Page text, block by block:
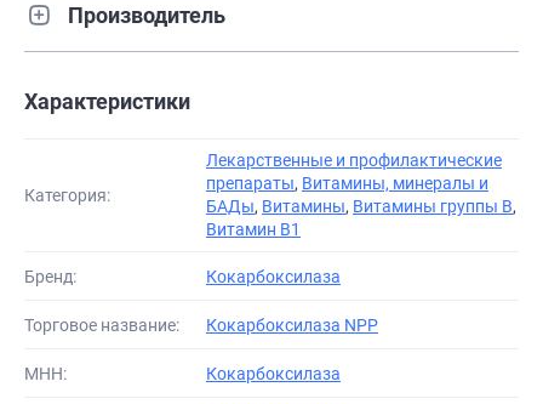
Производитель
Характеристики
Категория:
Лекарственные и профилактические
препараты, Витамины, минералы и
БАДы, Витамины, Витамины группы В,
Витамин B1
Бренд: Кокарбоксилаза
Торговое название: Кокарбоксилаза NPP
МНН: Кокарбоксилаза